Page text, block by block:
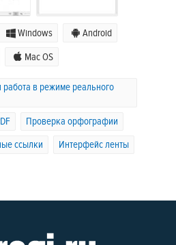
Windows Android
Mac OS
работа в режиме реального
Проверка орфографии
ссылки
Интерфейс ленты